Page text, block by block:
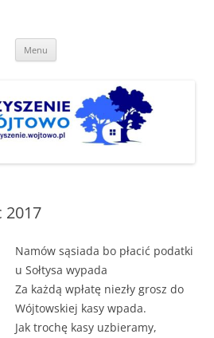
Wójtowo"
Menu
2017
Namów sąsiada bo płacić podatki
u Sołtysa wypada
Za każdą wpłatę niezły grosz do
Wójtowskiej kasy wpada.
Jak trochę kasy uzbieramy,